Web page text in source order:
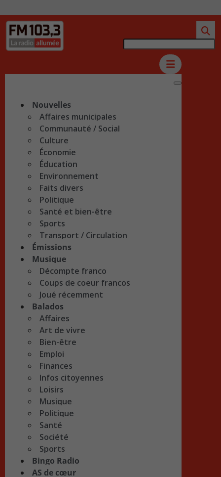
Nouvelles
Affaires municipales
Communauté / Social
Culture
Économie
Éducation
Environnement
Faits divers
Politique
Santé et bien-être
Sports
Transport / Circulation
Émissions
Musique
Décompte franco
Coups de coeur francos
Joué récemment
Balados
Affaires
Art de vivre
Bien-être
Emploi
Finances
Infos citoyennes
Loisirs
Musique
Politique
Santé
Société
Sports
Bingo Radio
AS de cœur